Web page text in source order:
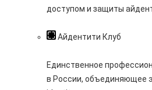
доступом и защиты
Айдентити Клуб
Единственное
в России, объединяющее